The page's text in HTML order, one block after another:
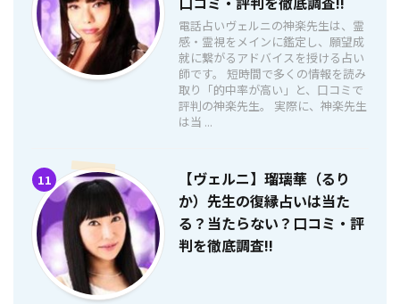
電話占いヴェルニの神楽先生は、霊
感・霊視をメインに鑑定し、願望成
就に繋がるアドバイスを授ける占い
師です。 短時間で多くの情報を読み
取り「的中率が高い」と、口コミで
評判の神楽先生。 実際に、神楽先生
は当 ...
11
【ヴェルニ】瑠璃華（るり
か）先生の復縁占いは当た
る？当たらない？口コミ・評
判を徹底調査!!